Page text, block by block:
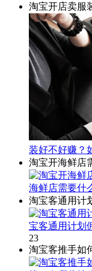
淘宝开店卖服
装好不好赚？
淘宝开海鲜店
海鲜店需要什
淘宝客通用计
宝客通用计划
23
淘宝客推手如